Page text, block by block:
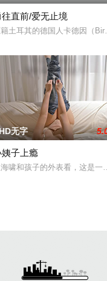
，班内与阿达玛这对年轻夫
往直前/爱无止境
籍土耳其的德国人卡德因（
인 강희가 고향으로 놀러온
无字
姨子上瘾
啸和孩子的外表看，这是一